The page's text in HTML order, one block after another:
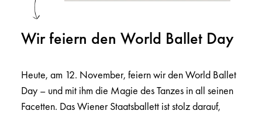
Wir feiern den World Ballet Day
Heute, am 12. November, feiern wir den World Ballet
Day – und mit ihm die Magie des Tanzes in all seinen
Facetten. Das Wiener Staatsballett ist stolz darauf,